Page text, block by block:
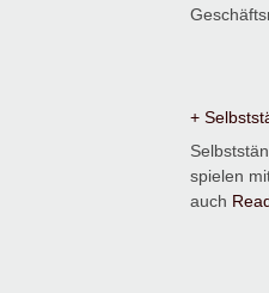
+
spielen
auch